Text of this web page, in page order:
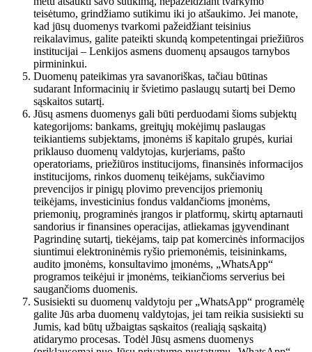
teisėtumo, grindžiamo sutikimu iki jo atšaukimo. Jei manote,
kad jūsų duomenys tvarkomi pažeidžiant teisinius
reikalavimus, galite pateikti skundą kompetentingai priežiūros
institucijai – Lenkijos asmens duomenų apsaugos tarnybos
pirmininkui.
Duomenų pateikimas yra savanoriškas, tačiau būtinas
sudarant Informacinių ir švietimo paslaugų sutartį bei Demo
sąskaitos sutartį.
Jūsų asmens duomenys gali būti perduodami šioms subjektų
kategorijoms: bankams, greitųjų mokėjimų paslaugas
teikiantiems subjektams, įmonėms iš kapitalo grupės, kuriai
priklauso duomenų valdytojas, kurjeriams, pašto
operatoriams, priežiūros institucijoms, finansinės informacijos
institucijoms, rinkos duomenų teikėjams, sukčiavimo
prevencijos ir pinigų plovimo prevencijos priemonių
teikėjams, investicinius fondus valdančioms įmonėms,
priemonių, programinės įrangos ir platformų, skirtų aptarnauti
sandorius ir finansines operacijas, atliekamas įgyvendinant
Pagrindinę sutartį, tiekėjams, taip pat komercinės informacijos
siuntimui elektroninėmis ryšio priemonėmis, teisininkams,
audito įmonėms, konsultavimo įmonėms, „WhatsApp“
programos teikėjui ir įmonėms, teikiančioms serverius bei
saugančioms duomenis.
Susisiekti su duomenų valdytoju per „WhatsApp“ programėlę
galite Jūs arba duomenų valdytojas, jei tam reikia susisiekti su
Jumis, kad būtų užbaigtas sąskaitos (realiąją sąskaitą)
atidarymo procesas. Todėl Jūsų asmens duomenys